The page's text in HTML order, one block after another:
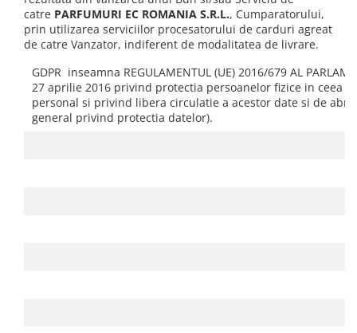
catre PARFUMURI EC ROMANIA S.R.L., Cumparatorului,
prin utilizarea serviciilor procesatorului de carduri agreat
de catre Vanzator, indiferent de modalitatea de livrare.
GDPR inseamna REGULAMENTUL (UE) 2016/679 AL
27 aprilie 2016 privind protectia persoanelor fizice in ceea
personal si privind libera circulatie a acestor date si de
general privind protectia datelor).